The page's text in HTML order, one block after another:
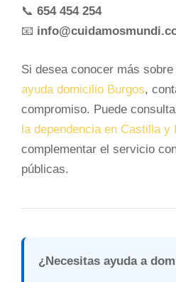
📞 654 454 254
📧
Si desea conocer más
ayuda domicilio Burgos,
compromiso. Puede
la dependencia en Castilla y
complementar el servicio
públicas.
¿Necesitas ayuda a